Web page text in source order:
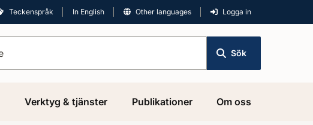
Teckenspråk In English Other languages Logga in
Sök
Verktyg & tjänster Publikationer Om oss